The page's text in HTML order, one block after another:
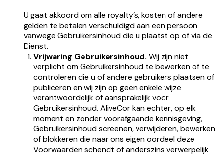
U gaat akkoord om alle royalty’s, kosten of andere
gelden te betalen verschuldigd aan een persoon
vanwege Gebruikersinhoud die u plaatst op of via de
Dienst.
Vrijwaring Gebruikersinhoud. Wij zijn niet
verplicht om Gebruikersinhoud te bewerken of te
controleren die u of andere gebruikers plaatsen of
publiceren en wij zijn op geen enkele wijze
verantwoordelijk of aansprakelijk voor
Gebruikersinhoud. AliveCor kan echter, op elk
moment en zonder voorafgaande kennisgeving,
Gebruikersinhoud screenen, verwijderen, bewerken
of blokkeren die naar ons eigen oordeel deze
Voorwaarden schendt of anderszins verwerpelijk